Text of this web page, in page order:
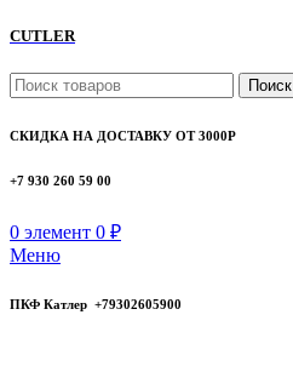
CUTLER
Поиск
СКИДКА НА ДОСТАВКУ ОТ 3000Р
+7 930 260 59 00
0 элемент 0 ₽
Меню
ПКФ Катлер +79302605900